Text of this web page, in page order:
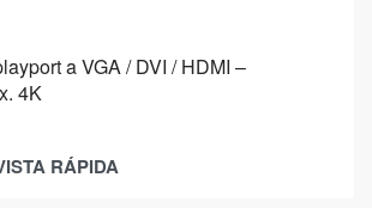
a VGA / DVI / HDMI –
4K
RÁPIDA